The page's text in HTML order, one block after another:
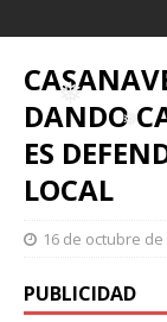
❅
❅
DANDO
ES
LOCAL
16 de octubre de
PUBLICIDAD